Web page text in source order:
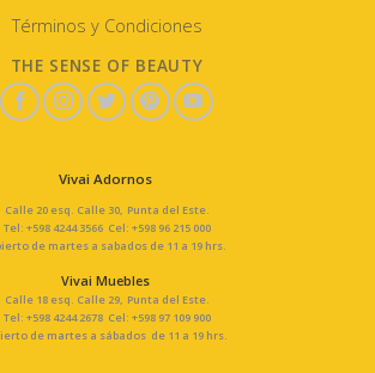
Términos y Condiciones
THE SENSE OF BEAUTY
Vivai Adornos
Calle 20 esq. Calle 30, Punta del Este.
Tel: +598 4244 3566 Cel: +598 96 215 000
de martes a sabados de 11 a 19 hrs.
Vivai Muebles
Calle 18 esq. Calle 29, Punta del Este.
Tel: +598 4244 2678 Cel: +598 97 109 900
de martes a sábados de 11 a 19 hrs.